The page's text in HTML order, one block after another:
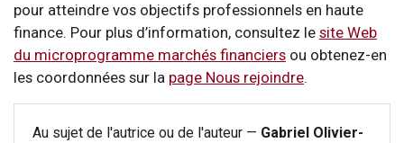
pour atteindre vos objectifs professionnels en haute
finance. Pour plus d’information, consultez le site Web
du microprogramme marchés financiers ou obtenez-en
les coordonnées sur la page Nous rejoindre.
Au sujet de l'autrice ou de l'auteur — Gabriel Olivier-